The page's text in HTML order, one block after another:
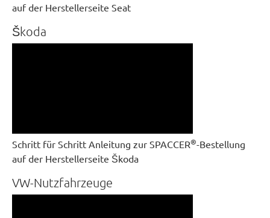
auf der Herstellerseite Seat
Škoda
Schritt für Schritt Anleitung zur SPACCER®-Bestellung
auf der Herstellerseite Škoda
VW-Nutzfahrzeuge